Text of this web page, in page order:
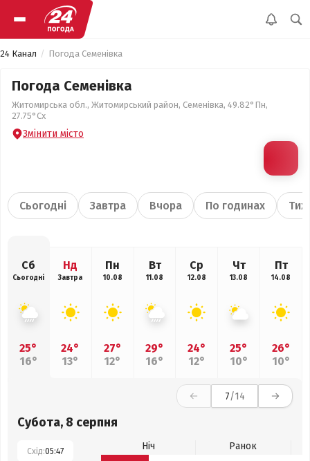
24 Канал Погода Семенівка
Погода Семенівка
Житомирська обл., Житомирський район, Семенівка, 49.82°Пн,
27.75°Сх
Змінити місто
Сьогодні Завтра Вчора По годинах
Сб
Сьогодні
25°
16°
Нд
Завтра
24°
13°
Пн
10.08
27°
12°
Вт
11.08
29°
16°
Ср
12.08
24°
12°
Чт
13.08
25°
10°
Пт
14.08
26°
10°
7/14
Субота, 8 серпня
Схід:05:47 Ніч
Ранок